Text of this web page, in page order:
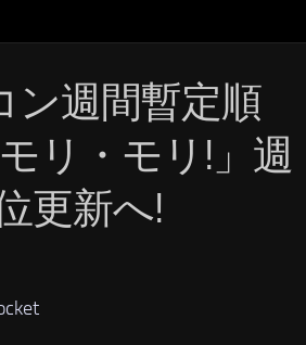
ン週間暫定順
リ・モリ!」週
更新へ!